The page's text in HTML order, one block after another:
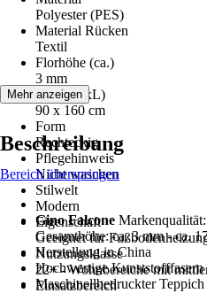
Polyester (PES)
Material Rücken
Textil
Florhöhe (ca.)
3 mm
Maße (BxL)
90 x 160 cm
Form
Rechteckig
Pflegehinweis
Nicht waschen
Stilwelt
Modern
Eigenschaft
Geeignet für
Nutzungsklasse
22+ - Wohnbereiche mit
Einsatzbereich
Mehr anzeigen
Beschreibung
Bereich überspringen
Gino Falcone
Gesamthöhe: ca. 3 mm - ca.
Herstellung in China
Hochwertige Kunststofffasern
Maschinellbedruckter